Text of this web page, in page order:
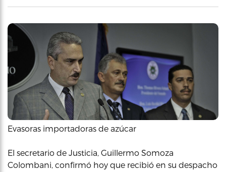
Evasoras importadoras de azúcar
El secretario de Justicia, Guillermo Somoza
Colombani, confirmó hoy que recibió en su despacho